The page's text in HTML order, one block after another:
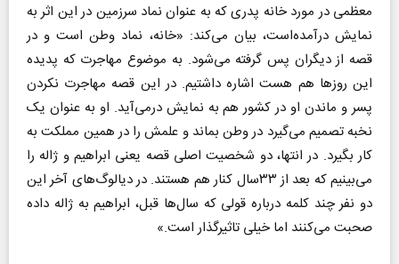
معظمی در مورد خانه پدری که به عنوان نماد سرزمین در این اثر به
نمایش درآمده‌است، بیان می‌کند: «خانه‌، نماد وطن است و در
قصه از دیگران پس گرفته می‌شود. به موضوع مهاجرت که پدیده
این روزها هم هست اشاره داشتیم. در این قصه مهاجرت نکردن
پسر و ماندن او در کشور هم به نمایش درمی‌آید. او به عنوان یک
نخبه تصمیم می‌گیرد در وطن بماند و علمش را در همین مملکت به
کار بگیرد. در انتها، دو شخصیت اصلی قصه یعنی ابراهیم و ژاله را
می‌بینیم که بعد از ۳۳سال کنار هم هستند. در دیالوگ‌های آخر این
دو نفر چند کلمه درباره قولی که سال‌ها قبل، ابراهیم به ژاله داده
صحبت می‌کنند اما خیلی تاثیرگذار است.»